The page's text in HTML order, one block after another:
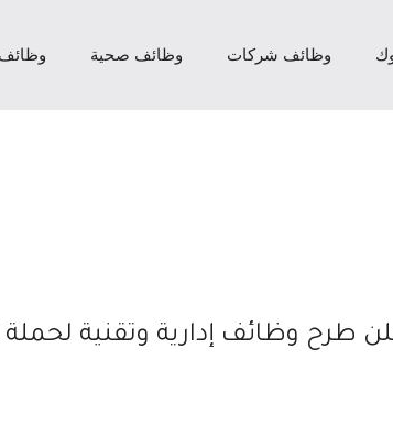
وظائف شركات وظائف صحية
طرح وظائف إدارية وتقنية